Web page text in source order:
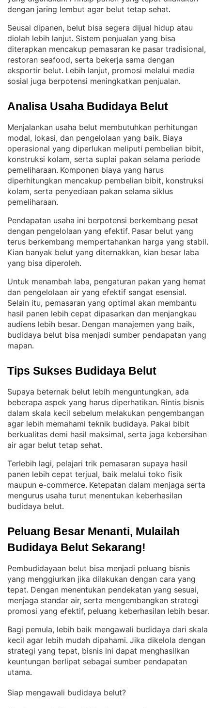
dengan jaring lembut agar belut tetap sehat.
Seusai dipanen, belut bisa segera dijual hidup atau
diolah lebih lanjut. Sistem penjualan yang bisa
diterapkan mencakup pemasaran ke pasar tradisional,
restoran seafood, serta bekerja sama dengan
eksportir belut. Lebih lanjut, promosi melalui media
sosial juga berpotensi meningkatkan penjualan.
Analisa Usaha Budidaya Belut
Menjalankan usaha belut membutuhkan perhitungan
modal, lokasi, dan pengelolaan yang baik. Biaya
operasional yang diperlukan meliputi pembelian bibit,
konstruksi kolam, serta suplai pakan selama periode
pemeliharaan. Komponen biaya yang harus
diperhitungkan mencakup pembelian bibit, konstruksi
kolam, serta penyediaan pakan selama siklus
pemeliharaan.
Pendapatan usaha ini berpotensi berkembang pesat
dengan pengelolaan yang efektif. Pasar belut yang
terus berkembang mempertahankan harga yang stabil
Kian banyak belut yang diternakkan, kian besar laba
yang bisa diperoleh.
Untuk menambah laba, pengaturan pakan yang hemat
dan pengelolaan air yang efektif sangat esensial
Selain itu, pemasaran yang optimal akan membantu
hasil panen lebih cepat dipasarkan dan menjangkau
audiens lebih besar. Dengan manajemen yang baik,
budidaya belut bisa menjadi sumber pendapatan yang
mapan.
Tips Sukses Budidaya Belut
Supaya beternak belut lebih menguntungkan, ada
beberapa aspek yang harus diperhatikan. Rintis bisnis
dalam skala kecil sebelum melakukan pengembangan
agar lebih memahami teknik budidaya. Pakai bibit
berkualitas demi hasil maksimal, serta jaga kebersihan
air agar belut tetap sehat.
Terlebih lagi, pelajari trik pemasaran supaya hasil
panen lebih cepat terjual, baik melalui toko fisik
maupun e-commerce. Ketepatan dalam menjaga serta
mengurus usaha turut menentukan keberhasilan
budidaya belut.
Peluang Besar Menanti, Mulailah
Budidaya Belut Sekarang!
Pembudidayaan belut bisa menjadi peluang bisnis
yang menggiurkan jika dilakukan dengan cara yang
tepat. Dengan menentukan pendekatan yang sesuai,
menjaga standar air, serta mengembangkan strategi
promosi yang efektif, peluang keberhasilan lebih besar.
Bagi pemula, lebih baik mengawali budidaya dari skala
kecil agar lebih mudah dipahami. Jika dikelola dengan
strategi yang tepat, bisnis ini dapat menghasilkan
keuntungan berlipat sebagai sumber pendapatan
utama.
Siap mengawali budidaya belut?